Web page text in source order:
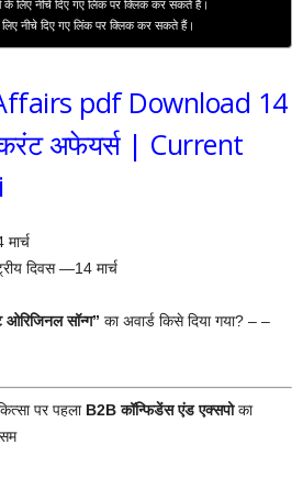
के लिए नीचे दिए गए लिंक पर क्लिक कर सकते हैं।
लिए नीचे दिए गए लिंक पर क्लिक कर सकते हैं।
pdf Download 14
अफेयर्स | Current
दिवस —14 मार्च
ओरिजिनलसॉन्ग” का अवार्ड किसे दिया गया? – –
पर पहला B2B कॉन्फिडेंस एंड एक्सपोका